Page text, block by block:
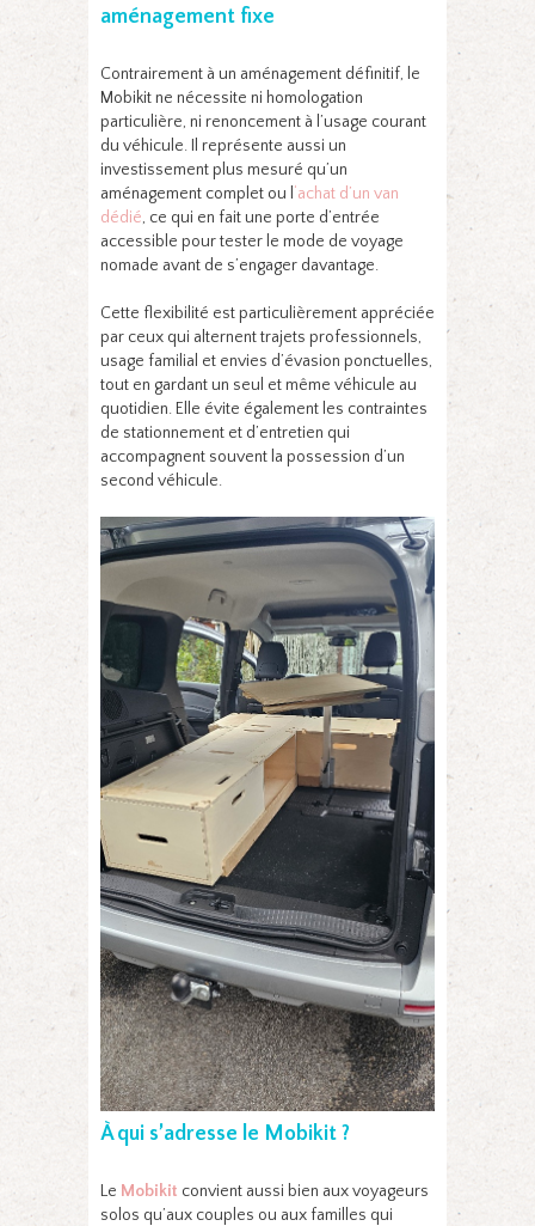
aménagement fixe
Contrairement à un aménagement définitif, le
Mobikit ne nécessite ni homologation
particulière, ni renoncement à l’usage courant
du véhicule. Il représente aussi un
investissement plus mesuré qu’un
aménagement complet ou l ‘achat d’un van
dédié, ce qui en fait une porte d’entrée
accessible pour tester le mode de voyage
nomade avant de s’engager davantage.
Cette flexibilité est particulièrement appréciée
par ceux qui alternent trajets professionnels,
usage familial et envies d’évasion ponctuelles,
tout en gardant un seul et même véhicule au
quotidien. Elle évite également les contraintes
de stationnement et d’entretien qui
accompagnent souvent la possession d’un
second véhicule.
À qui s’adresse le Mobikit ?
Le Mobikit convient aussi bien aux voyageurs
solos qu’aux couples ou aux familles qui